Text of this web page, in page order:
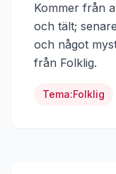
Kommer från
och tält;
och något
från Folklig.
Tema:Folklig